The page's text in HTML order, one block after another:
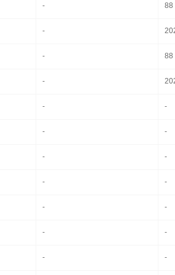
- 88
-
- 88
-
- -
- -
- -
- -
- -
- -
- -